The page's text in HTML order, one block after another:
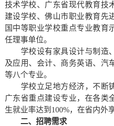
技术学校、广东省现代教育技
建设学校、佛山市职业教育先
国中等职业学校重点专业教育
任理事单位。
学校设有家具设计与制造
及应用、会计、商务英语、汽
等八个专业。
学校立足地方经济，不断
广东省重点建设专业，在各类
生就业率达到100%，在省内外
二、招聘需求